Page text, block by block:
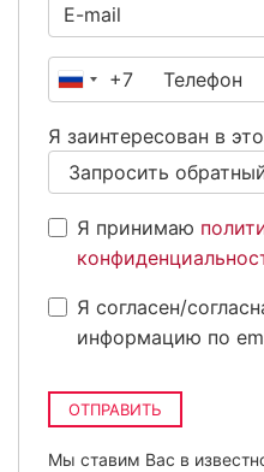
Россия
+7
Я заинтересован в
Я принимаю
Я согласен/
информацию по
ОТПРАВИТЬ
Мы ставим Вас в